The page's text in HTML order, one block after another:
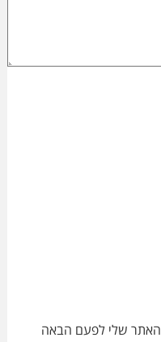
שלי לפעם הבאה